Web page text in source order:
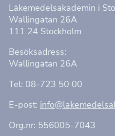
Läkemedelsakademin i
Wallingatan 26A
111 24 Stockholm
Besöksadress:
Wallingatan 26A
Tel: 08-723 50 00
E-post:
Org.nr: 556005-7043